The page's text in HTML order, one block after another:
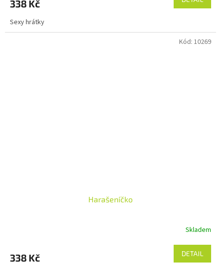
338 Kč
Sexy hrátky
Harašeníčko
Skladem
338 Kč DETAIL
Kód: 10269